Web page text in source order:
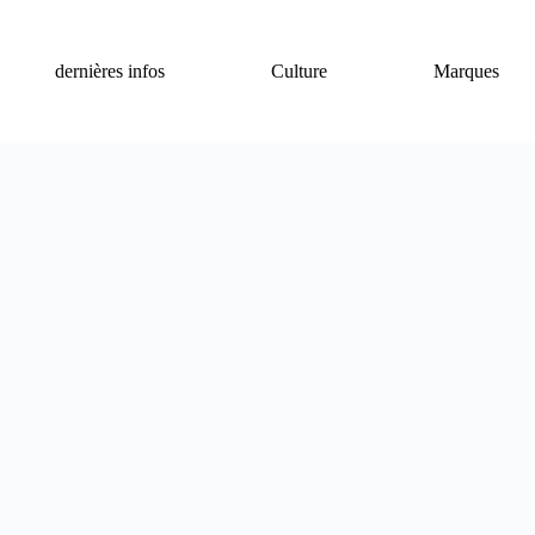
dernières infos
Culture Marques